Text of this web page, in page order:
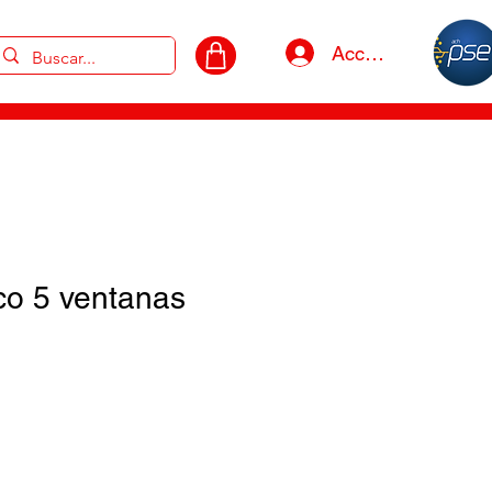
Acceso
5 ventanas